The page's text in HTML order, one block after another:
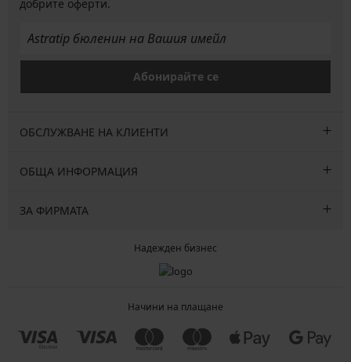
добрите оферти.
Абонирайте се
ОБСЛУЖВАНЕ НА КЛИЕНТИ
ОБЩА ИНФОРМАЦИЯ
ЗА ФИРМАТА
Надежден бизнес
Начини на плащане